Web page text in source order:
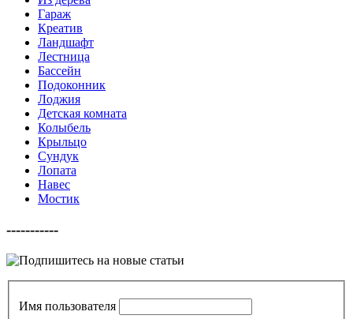
Гараж
Креатив
Ландшафт
Лестница
Бассейн
Подоконник
Лоджия
Детская комната
Колыбель
Крыльцо
Сундук
Лопата
Навес
Мостик
-----------
Имя пользователя